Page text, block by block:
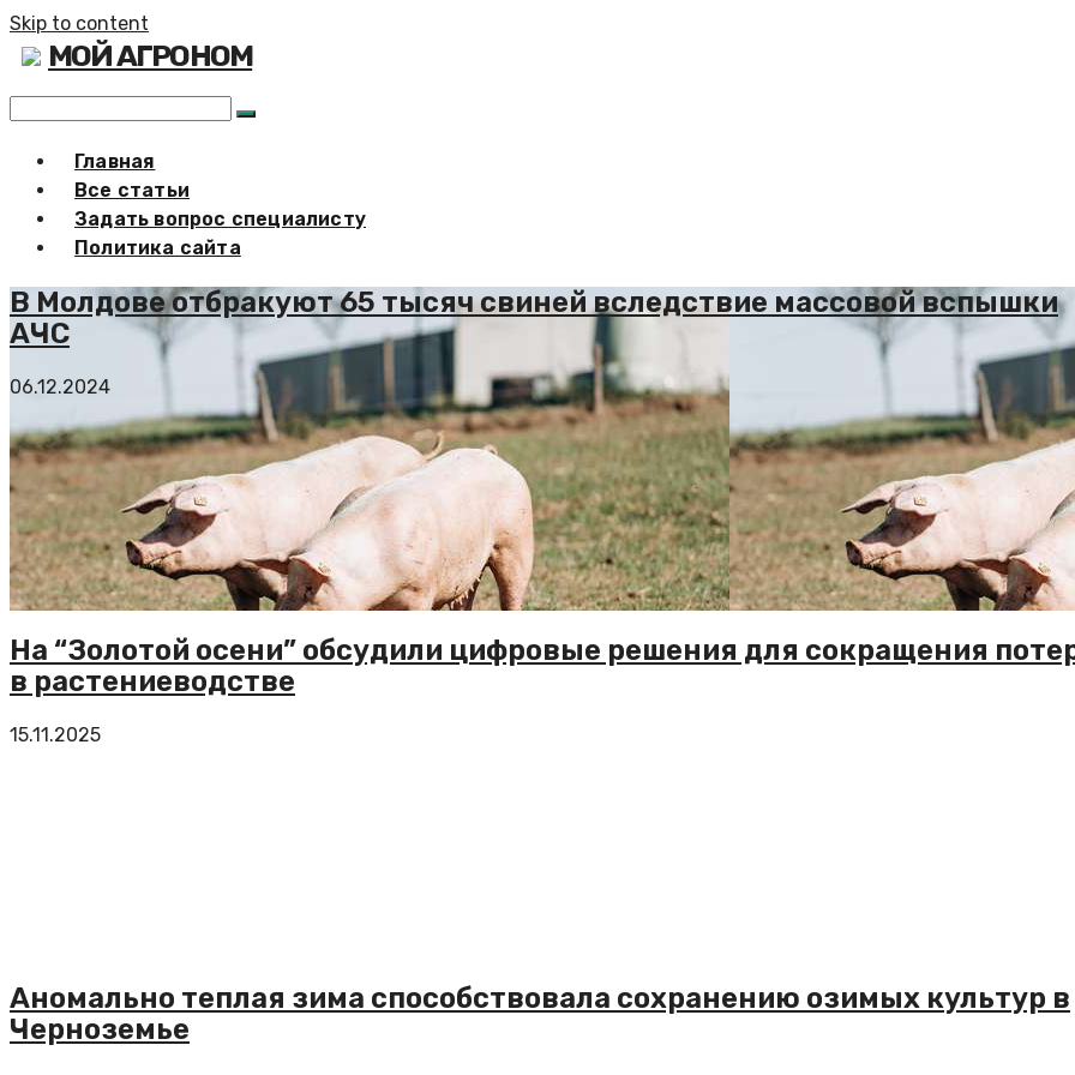
Skip to content
МОЙ АГРОНОМ
Главная
Все статьи
Задать вопрос специалисту
Политика сайта
В Молдове отбракуют 65 тысяч свиней вследствие массовой вспышки
АЧС
06.12.2024
На “Золотой осени” обсудили цифровые решения для сокращения
в растениеводстве
15.11.2025
Аномально теплая зима способствовала сохранению озимых культур в
Черноземье